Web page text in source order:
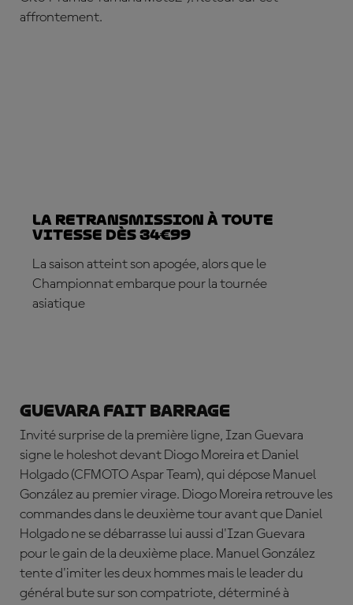
affrontement.
La retransmission à toute
vitesse dès 34€99
La saison atteint son apogée, alors que le
Championnat embarque pour la tournée
asiatique
Guevara fait barrage
Invité surprise de la première ligne, Izan Guevara
signe le holeshot devant Diogo Moreira et Daniel
Holgado (CFMOTO Aspar Team), qui dépose Manuel
González au premier virage. Diogo Moreira retrouve les
commandes dans le deuxième tour avant que Daniel
Holgado ne se débarrasse lui aussi d'Izan Guevara
pour le gain de la deuxième place. Manuel González
tente d'imiter les deux hommes mais le leader du
général bute sur son compatriote, déterminé à